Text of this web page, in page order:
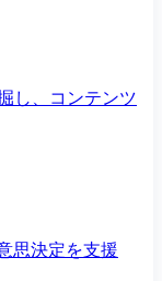
し、コンテンツ
思決定を支援